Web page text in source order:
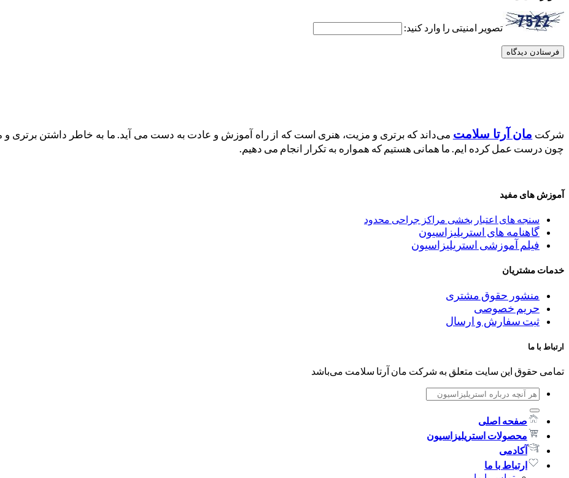
تصویر امنیتی را وارد کنید:
شرکت مان آرتا سلامت می‌داند که برتری و مزیت، هنری است که از راه آموزش و عادت به دست می آید. ما به خاطر داشتن
چون درست عمل کرده ایم. ما همانی هستیم که همواره به تکرار انجام می دهیم.
آموزش‌ های مفید
سنجه های اعتبار بخشی مراکز جراحی محدود
گاهنامه های استریلیزاسیون
فیلم آموزشی استریلیزاسیون
خدمات مشتریان
منشور حقوق مشتری
حریم خصوصی
ثبت سفارش و ارسال
ارتباط با ما
تمامی حقوق این سایت متعلق به شرکت مان آرتا سلامت می‌باشد
جستجو
برای:
صفحه اصلی
محصولات استریلیزاسیون
آکادمی
ارتباط با ما